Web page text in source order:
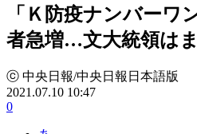
「Ｋ防疫ナンバーワ
者急増…文大統領は
ⓒ 中央日報/中央日報日本語版
2021.07.10 10:47
0